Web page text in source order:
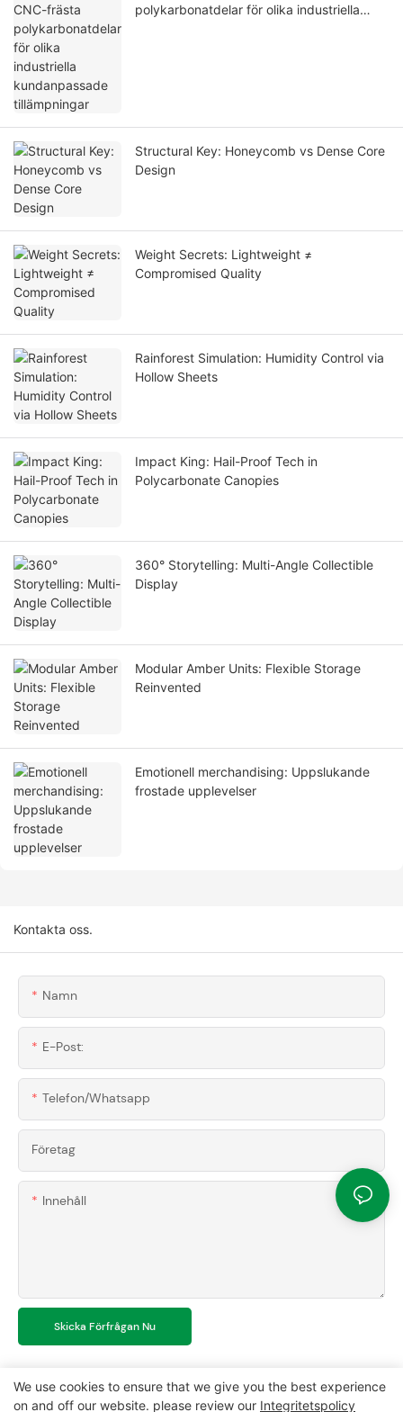
polykarbonatdelar för olika industriella
Structural Key: Honeycomb vs Dense Core
Design
Weight Secrets: Lightweight ≠
Compromised Quality
Rainforest Simulation: Humidity Control via
Hollow Sheets
Impact King: Hail-Proof Tech in
Polycarbonate Canopies
360° Storytelling: Multi-Angle Collectible
Display
Modular Amber Units: Flexible Storage
Reinvented
Emotionell merchandising: Uppslukande
frostade upplevelser
Kontakta oss.
Namn
E-Post:
Telefon/whatsapp
Företag
Innehåll
Skicka Förfrågan Nu
We use cookies to ensure that we give you the best experience
on and off our website. please review our Integritetspolicy